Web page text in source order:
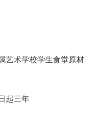
艺术学校学生食堂原材
起三年